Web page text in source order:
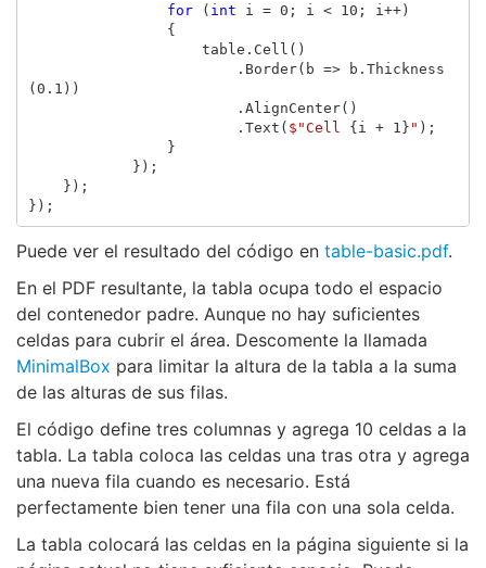
for ( int i = 0 ; i < 10 ; i ++)
{
table . Cell ()
. Border( b => b . Thickness
( 0.1 ))
. AlignCenter()
. Text ( $"Cell { i + 1 } " );
}
});
});
});
Puede ver el resultado del código en table-basic.pdf.
En el PDF resultante, la tabla ocupa todo el espacio
del contenedor padre. Aunque no hay suficientes
celdas para cubrir el área. Descomente la llamada
MinimalBox para limitar la altura de la tabla a la suma
de las alturas de sus filas.
El código define tres columnas y agrega 10 celdas a la
tabla. La tabla coloca las celdas una tras otra y agrega
una nueva fila cuando es necesario. Está
perfectamente bien tener una fila con una sola celda.
La tabla colocará las celdas en la página siguiente si la